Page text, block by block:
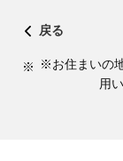
戻る
※お住まいの
用